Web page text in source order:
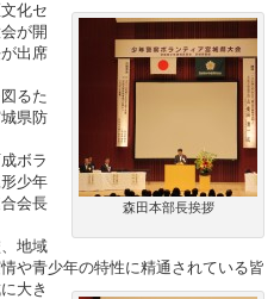
森田本部長挨拶
化セ
が開
出席
るた
県防
ボラ
少年
会長
地域
や青少年の特性に精通されている皆
大き